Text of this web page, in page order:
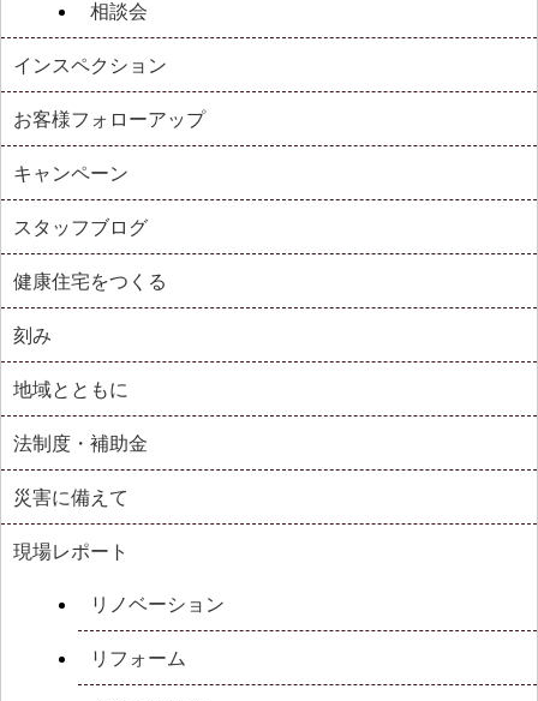
相談会
インスペクション
お客様フォローアップ
キャンペーン
スタッフブログ
健康住宅をつくる
刻み
地域とともに
法制度・補助金
災害に備えて
現場レポート
リノベーション
リフォーム